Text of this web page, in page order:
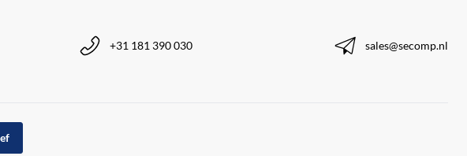
+31 181 390 030 sales@secomp.nl